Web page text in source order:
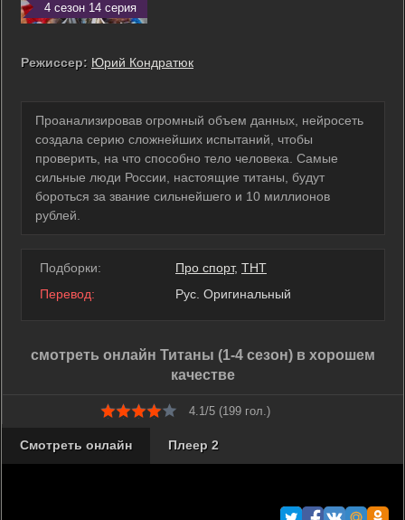
4 сезон 14 серия
Режиссер: Юрий Кондратюк
Проанализировав огромный объем данных, нейросеть
создала серию сложнейших испытаний, чтобы
проверить, на что способно тело человека. Самые
сильные люди России, настоящие титаны, будут
бороться за звание сильнейшего и 10 миллионов
рублей.
Подборки: Про спорт, ТНТ
Перевод:
Рус. Оригинальный
смотреть онлайн Титаны (1-4 сезон) в хорошем
качестве
4.1/5 (199гол.)
Смотреть онлайн Плеер 2